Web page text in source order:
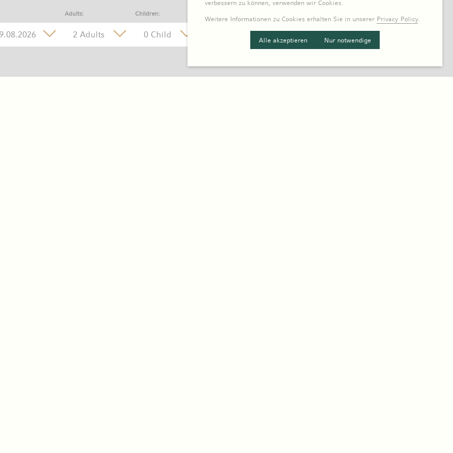
verbessern zu können, verwenden wir Cookies.
Weitere Informationen zu Cookies erhalten Sie in unserer Privacy Policy.
Alle akzeptieren Nur notwendige
Adults:
2 Adults
Children:
0 Child